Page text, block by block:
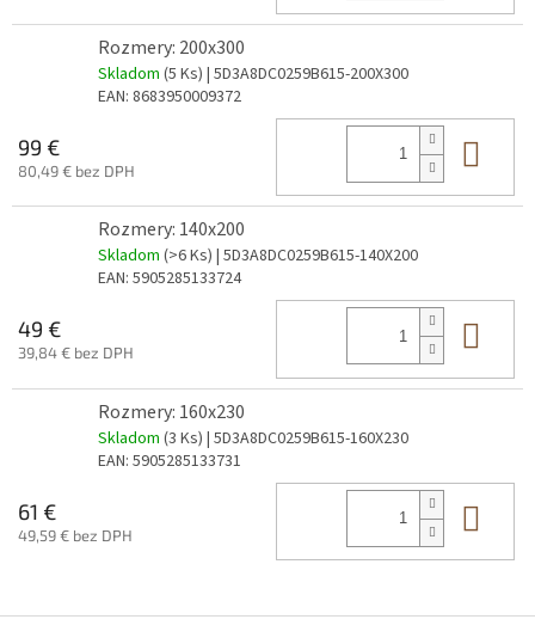
Rozmery: 200x300
Skladom (5 Ks) | 5D3A8DC0259B615-200X300
EAN: 8683950009372
99 €
80,49 € bez DPH
Rozmery: 140x200
Skladom (>6 Ks) | 5D3A8DC0259B615-140X200
EAN: 5905285133724
49 €
39,84 € bez DPH
Rozmery: 160x230
Skladom (3 Ks) | 5D3A8DC0259B615-160X230
EAN: 5905285133731
61 €
49,59 € bez DPH